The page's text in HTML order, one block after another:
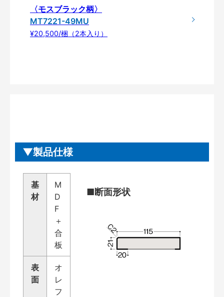
〈モスブラック柄〉
MT7221-49MU
¥20,500/梱（2本入り）
製品仕様
基
材
M
D
F
＋
合
板
表
面
オ
レ
フ
■断面形状